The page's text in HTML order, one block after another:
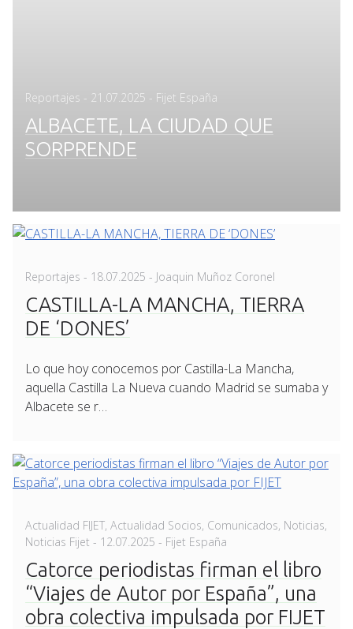
Reportajes - Posted
21.07.2025 - Fijet España
ALBACETE, LA CIUDAD QUE
SORPRENDE
Reportajes - Posted
18.07.2025 - Joaquin Muñoz Coronel
CASTILLA-LA MANCHA, TIERRA
DE ‘DONES’
Lo que hoy conocemos por Castilla-La Mancha,
aquella Castilla La Nueva cuando Madrid se sumaba y
Albacete se r…
Actualidad FIJET, Actualidad Socios, Comunicados, Noticias,
Noticias Fijet - Posted
12.07.2025 - Fijet España
Catorce periodistas firman el libro
“Viajes de Autor por España”, una
obra colectiva impulsada por FIJET